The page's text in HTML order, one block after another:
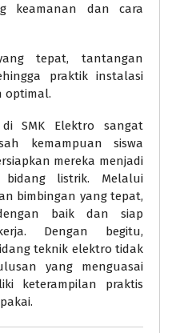
keamanan dan cara
tepat, tantangan
praktik instalasi
optimal.
SMK Elektro sangat
kemampuan siswa
mereka menjadi
listrik. Melalui
bimbingan yang tepat,
baik dan siap
Dengan begitu,
teknik elektro tidak
yang menguasai
keterampilan praktis